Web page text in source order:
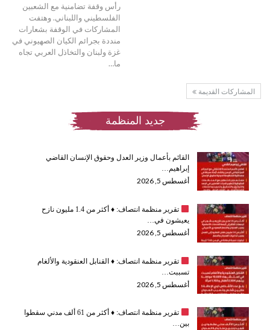
رأس وقفة تضامنية مع الشعبين
الفلسطيني واللبناني. وهتفت
المشاركات في الوقفة بشعارات
منددة بجرائم الكيان الصهيوني في
غزة ولبنان والتخاذل العربي تجاه
ما…
المشاركات القديمة
جديد المنظمة
القائم بأعمال وزير العدل وحقوق الإنسان القاضي
إبراهيم…
أغسطس 5, 2026
تقرير منظمة انتصاف: ♦️
أكثر من 1.4 مليون نازح
يعيشون في…
أغسطس 5, 2026
تقرير منظمة انتصاف: ♦️القنابل العنقودية والألغام
تسببت…
أغسطس 5, 2026
تقرير منظمة انتصاف: ♦️
أكثر من 61 ألف مدني سقطوا
بين…